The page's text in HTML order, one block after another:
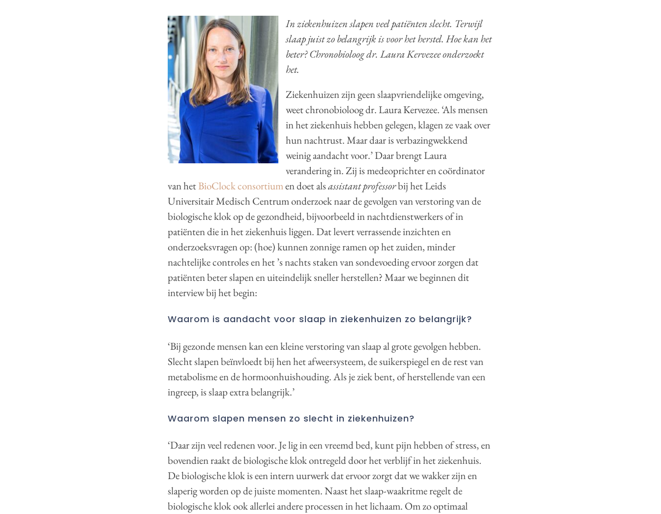
In ziekenhuizen slapen veel patiënten slecht. Terwijl
slaap juist zo belangrijk is voor het herstel. Hoe kan het
beter? Chronobioloog dr. Laura Kervezee onderzoekt
het.
Ziekenhuizen zijn geen slaapvriendelijke omgeving,
weet chronobioloog dr. Laura Kervezee. ‘Als mensen
in het ziekenhuis hebben gelegen, klagen ze vaak over
hun nachtrust. Maar daar is verbazingwekkend
weinig aandacht voor.’ Daar brengt Laura
verandering in. Zij is medeoprichter en coördinator
van hetBioClock consortiumen doet alsassistant professorbij het Leids
Universitair Medisch Centrum onderzoek naar de gevolgen van verstoring van de
biologische klok op de gezondheid, bijvoorbeeld in nachtdienstwerkers of in
patiënten die in het ziekenhuis liggen. Dat levert verrassende inzichten en
onderzoeksvragen op: (hoe) kunnen zonnige ramen op het zuiden, minder
nachtelijke controles en het ’s nachts staken van sondevoeding ervoor zorgen dat
patiënten beter slapen en uiteindelijk sneller herstellen? Maar we beginnen dit
interview bij het begin:
Waarom is aandacht voor slaap in ziekenhuizen zo belangrijk?
‘Bij gezonde mensen kan een kleine verstoring van slaap al grote gevolgen hebben.
Slecht slapen beïnvloedt bij hen het afweersysteem, de suikerspiegel en de rest van
metabolisme en de hormoonhuishouding. Als je ziek bent, of herstellende van een
ingreep, is slaap extra belangrijk.’
Waarom slapen mensen zo slecht in ziekenhuizen?
‘Daar zijn veel redenen voor. Je lig in een vreemd bed, kunt pijn hebben of stress, en
bovendien raakt de biologische klok ontregeld door het verblijf in het ziekenhuis.
De biologische klok is een intern uurwerk dat ervoor zorgt dat we wakker zijn en
slaperig worden op de juiste momenten. Naast het slaap-waakritme regelt de
biologische klok ook allerlei andere processen in het lichaam. Om zo optimaal